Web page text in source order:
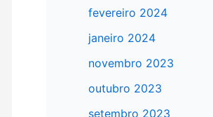
fevereiro 2024
janeiro 2024
novembro 2023
outubro 2023
setembro 2023